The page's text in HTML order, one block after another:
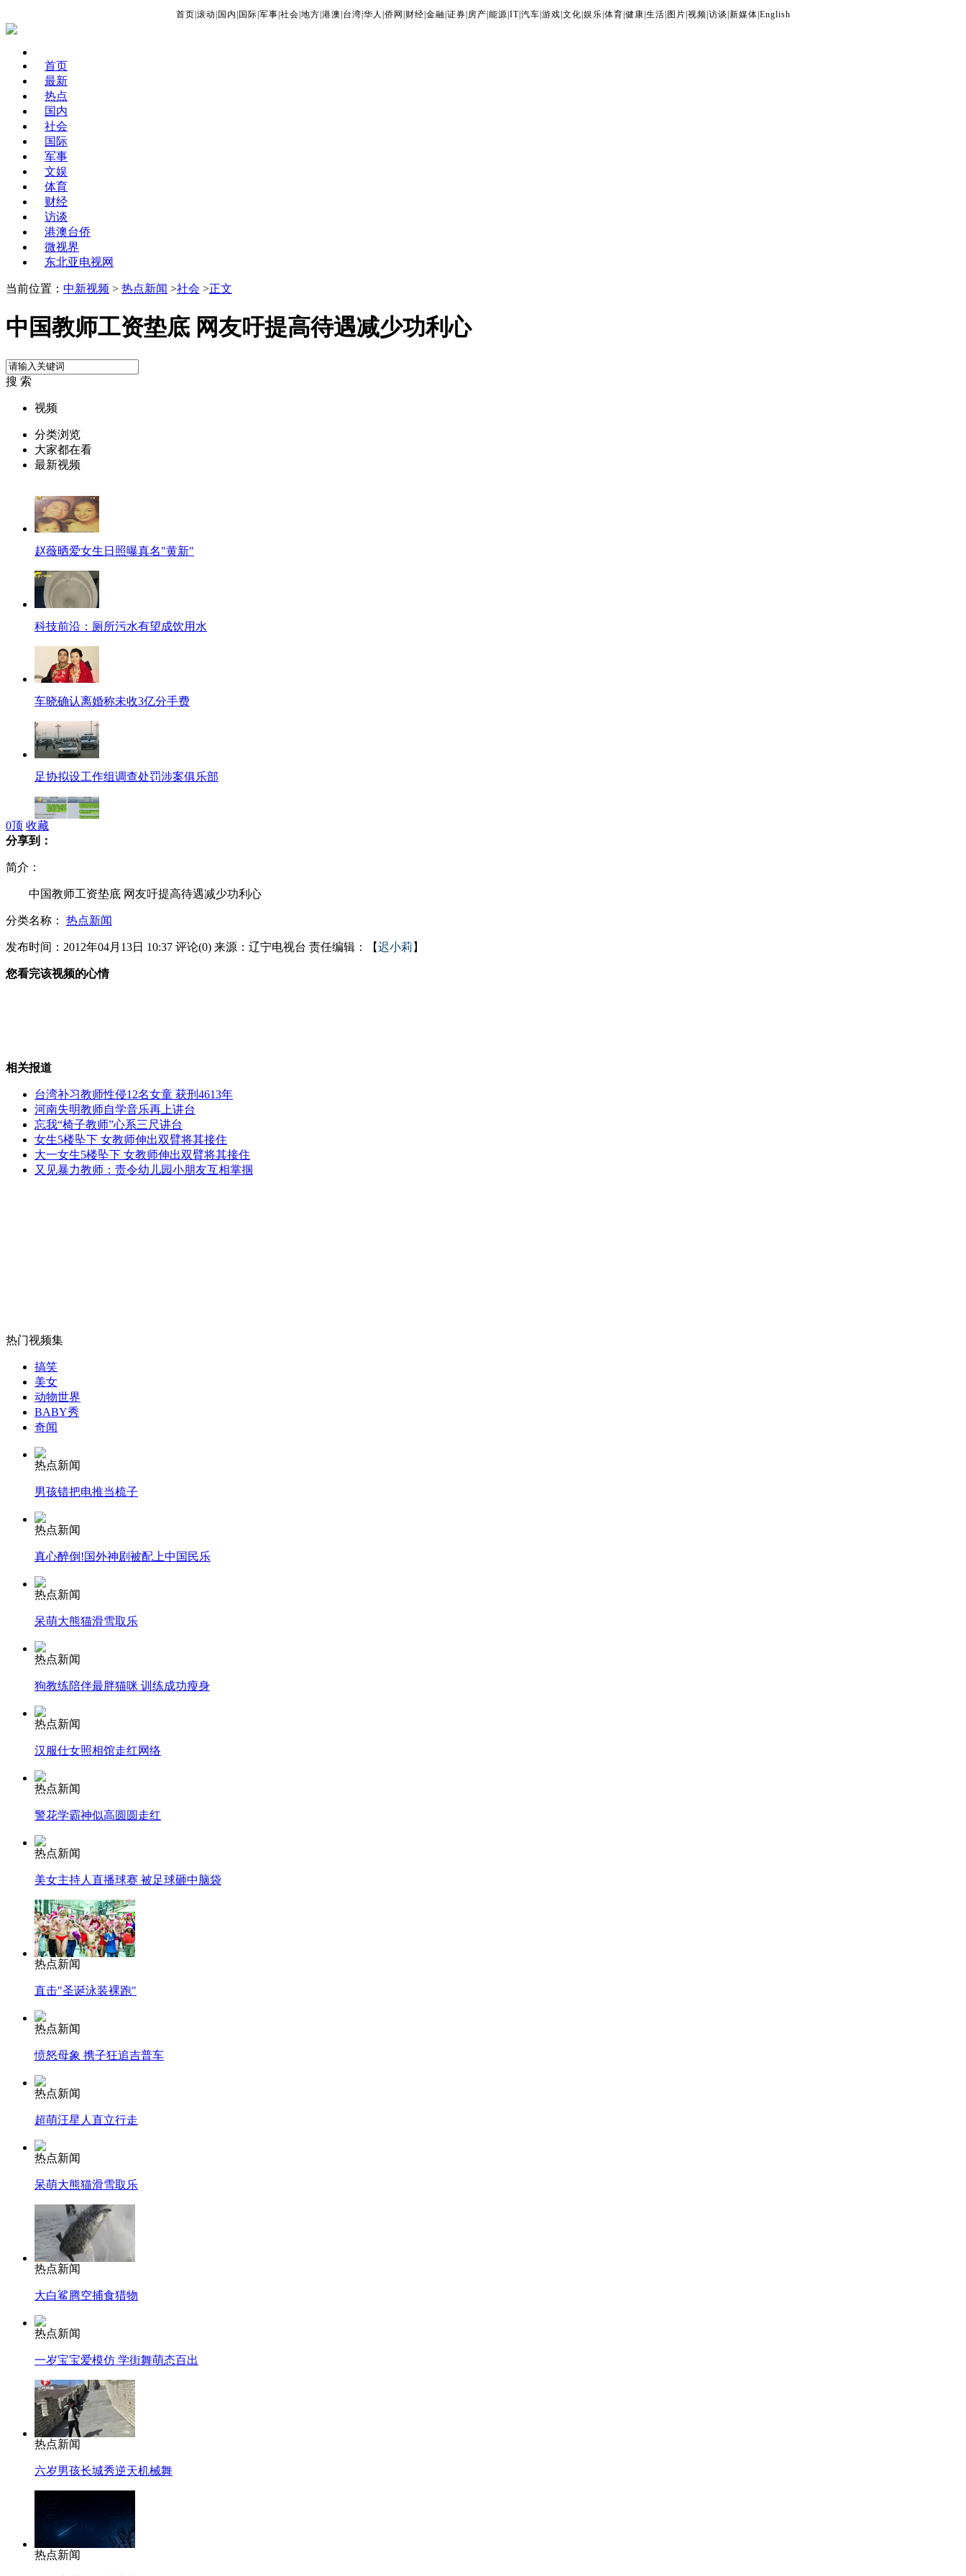
首页 滚动 国内 国际 军事 社会 地方 港澳 台湾 华人 侨网 财经 金融 证券 房产 能源 IT| 汽车 游戏 文化 娱乐 体育 健康 生活 图片 视频 访谈 新媒体 English
首页
最新
热点
国内
社会
国际
军事
文娱
体育
财经
访谈
港澳台侨
微视界
东北亚电视网
当前位置： 中新视频 > 热点新闻 >社会 >正文
中国教师工资垫底 网友吁提高待遇减少功利心
搜 索
视频
分类浏览
大家都在看
最新视频
赵薇晒爱女生日照曝真名"黄新"
科技前沿：厕所污水有望成饮用水
车晓确认离婚称未收3亿分手费
足协拟设工作组调查处罚涉案俱乐部
韩媒说朝卫星发射失败 朝未回应
美日韩媒体称朝火箭碎片已坠海
韩进口服装一半不合格 含致癌染料
无痛分娩是否安全 医生回应
外交部：反对强权政治霸凌主义
外交部：有关国家言论片面不公正
安徽一实载49人客车翻车
走！跟着总书记去植树
消防员救轻生者
纽约上演“枕头大战”
司机酒驾遇交警 急速倒车逃窜
0顶 收藏
分享到：
简介：
中国教师工资垫底 网友吁提高待遇减少功利心
分类名称： 热点新闻
发布时间：2012年04月13日 10:37 评论(0) 来源：辽宁电视台 责任编辑：【迟小莉 】
您看完该视频的心情
相关报道
台湾补习教师性侵12名女童 获刑4613年
河南失明教师自学音乐再上讲台
忘我“椅子教师”心系三尺讲台
女生5楼坠下 女教师伸出双臂将其接住
大一女生5楼坠下 女教师伸出双臂将其接住
又见暴力教师：责令幼儿园小朋友互相掌掴
热门视频集
搞笑
美女
动物世界
BABY秀
奇闻
热点新闻
男孩错把电推当梳子
热点新闻
真心醉倒!国外神剧被配上中国民乐
热点新闻
呆萌大熊猫滑雪取乐
热点新闻
狗教练陪伴最胖猫咪 训练成功瘦身
热点新闻
汉服仕女照相馆走红网络
热点新闻
警花学霸神似高圆圆走红
热点新闻
美女主持人直播球赛 被足球砸中脑袋
热点新闻
直击"圣诞泳装裸跑"
热点新闻
愤怒母象 携子狂追吉普车
热点新闻
超萌汪星人直立行走
热点新闻
呆萌大熊猫滑雪取乐
热点新闻
大白鲨腾空捕食猎物
热点新闻
一岁宝宝爱模仿 学街舞萌态百出
热点新闻
六岁男孩长城秀逆天机械舞
热点新闻